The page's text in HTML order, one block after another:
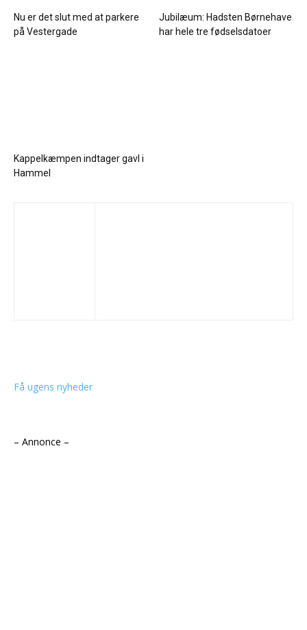
Nu er det slut med at parkere
på Vestergade
Jubilæum: Hadsten Børnehave
har hele tre fødselsdatoer
Kappelkæmpen indtager gavl i
Hammel
Få ugens nyheder
– Annonce –